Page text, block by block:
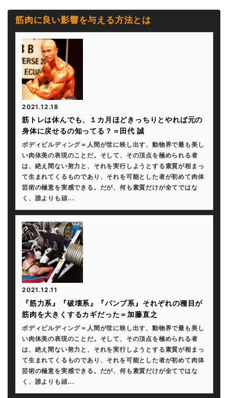
筋肉に良い影響を与える方法とは
2021.12.18
筋トレは休んでも、１カ月ほどきっちりとやれば元の
身体に戻せるの知ってる？＝田代 誠
ボディビルディング＝人間が世に映し出す、動物界で最も美し
い肉体美の表現のことだ。そして、その頂点を極められる者
は、絶え間ない努力と、それを実行しようとする素質が相まっ
て生まれてくるものであり、それを可能とした者が初めて肉体
芸術の極意を実感できる。だが、何も素質だけが全てではな
く、誰よりも頑...
2021.12.11
『筋力系』『破壊系』『パンプ系』それぞれの種目が
筋肉を大きくするカギだった＝加藤直之
ボディビルディング＝人間が世に映し出す、動物界で最も美し
い肉体美の表現のことだ。そして、その頂点を極められる者
は、絶え間ない努力と、それを実行しようとする素質が相まっ
て生まれてくるものであり、それを可能とした者が初めて肉体
芸術の極意を実感できる。だが、何も素質だけが全てではな
く、誰よりも頑...